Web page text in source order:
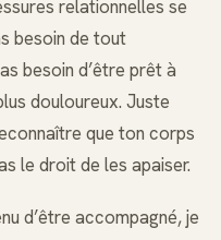
relationnelles se
besoin de tout
besoin d’être prêt à
douloureux. Juste
que ton corps
le droit de les apaiser.
d’être accompagné, je